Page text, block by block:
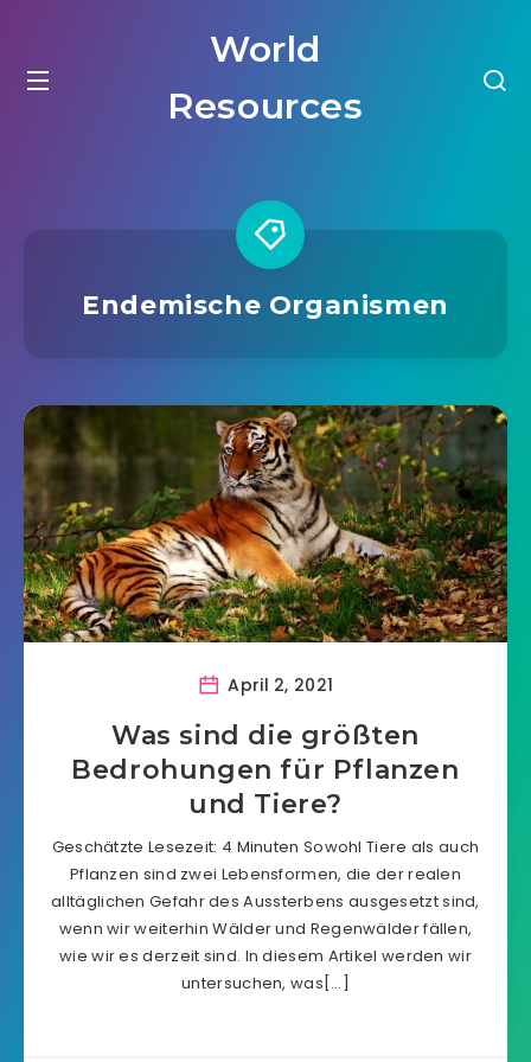
World
Resources
Endemische Organismen
April 2, 2021
Was sind die größten
Bedrohungen für Pflanzen
und Tiere?
Geschätzte Lesezeit: 4 Minuten Sowohl Tiere als auch
Pflanzen sind zwei Lebensformen, die der realen
alltäglichen Gefahr des Aussterbens ausgesetzt sind,
wenn wir weiterhin Wälder und Regenwälder fällen,
wie wir es derzeit sind. In diesem Artikel werden wir
untersuchen, was[…]